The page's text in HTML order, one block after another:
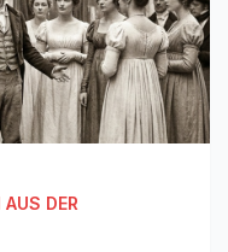
DER